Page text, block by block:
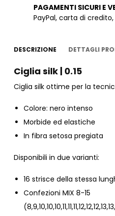
PAGAMENTI SICURI E
PayPal, carta di
DESCRIZIONE DETTAGLI
Ciglia silk | 0.15
Ciglia silk ottime per la
Colore: nero intenso
Morbide ed elastiche
In fibra setosa pregiata
Disponibili in due varianti:
16 strisce della stessa
Confezioni MIX 8-15